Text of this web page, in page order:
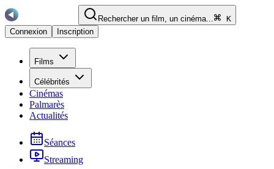
Rechercher un film, un cinéma...
K
Connexion
Inscription
Films
Célébrités
Cinémas
Palmarès
Actualités
Séances
Streaming